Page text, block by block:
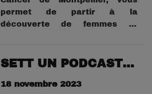
permet de partir à la
découverte de femmes et
réceptionnistes ou aide-
sont poignants, drôles et
SETT UN PODCAST Ep 1
18 novembre 2023